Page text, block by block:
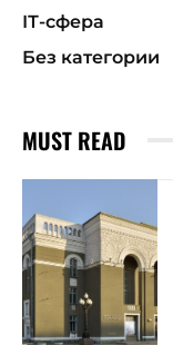
ІТ-сфера
Без категории
MUST READ